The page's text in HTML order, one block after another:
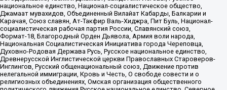
национальное единство, Национал-социалистическое общество,
Джамаат мувахидов, Объединенный Вилайат Кабарды, Балкарии и
Карачая, Союз славян, Ат-Такфир Валь-Хиджра, Пит Буль, Национал-
социалистическая рабочая партия России, Славянский союз,
Формат-18, Благородный Орден Дьявола, Армия воли народа,
Национальная Социалистическая Инициатива города Череповца,
Духовно-Родовая Держава Русь, Русское национальное единство,
Древнерусской Инглистической церкви Православных Староверов-
Инглингов, Русский общенациональный союз, Движение против
нелегальной иммиграции, Кровь и Честь, О свободе совести и о
религиозных объединениях, Омская организация общественного